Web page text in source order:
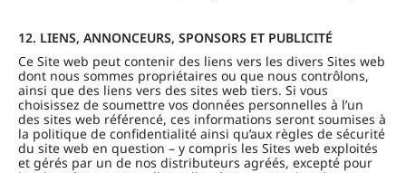
12. LIENS, ANNONCEURS, SPONSORS ET PUBLICITÉ
Ce Site web peut contenir des liens vers les divers Sites web
dont nous sommes propriétaires ou que nous contrôlons,
ainsi que des liens vers des sites web tiers. Si vous
choisissez de soumettre vos données personnelles à l’un
des sites web référencé, ces informations seront soumises à
la politique de confidentialité ainsi qu’aux règles de sécurité
du site web en question – y compris les Sites web exploités
et gérés par un de nos distributeurs agréés, excepté pour